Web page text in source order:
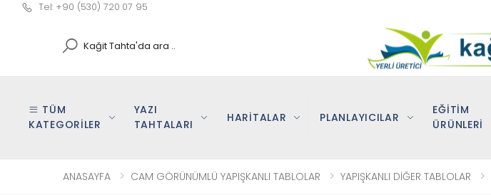
Tel: +90 (530) 720 07 95
TÜM
KATEGORİLER
YAZI
TAHTALARI
HARİTALAR PLANLAYICILAR
EĞİTİM
ÜRÜNLERİ
ANASAYFA CAM GÖRÜNÜMLÜ YAPIŞKANLI TABLOLAR YAPIŞKANLI DİĞER TABLOLAR